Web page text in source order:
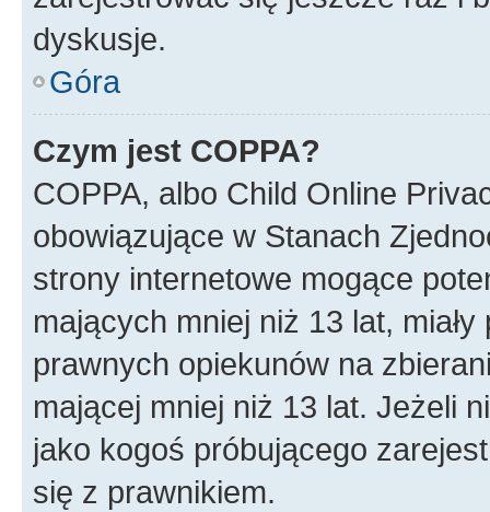
dyskusje.
Góra
Czym jest COPPA?
COPPA, albo Child Online
obowiązujące w Stanach
strony internetowe mogące
mających mniej niż 13 lat,
prawnych opiekunów na
mającej mniej niż 13 lat. Jeżeli
jako kogoś próbującego
się z prawnikiem.